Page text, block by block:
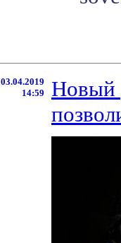
03.04.2019
14:59
Новый